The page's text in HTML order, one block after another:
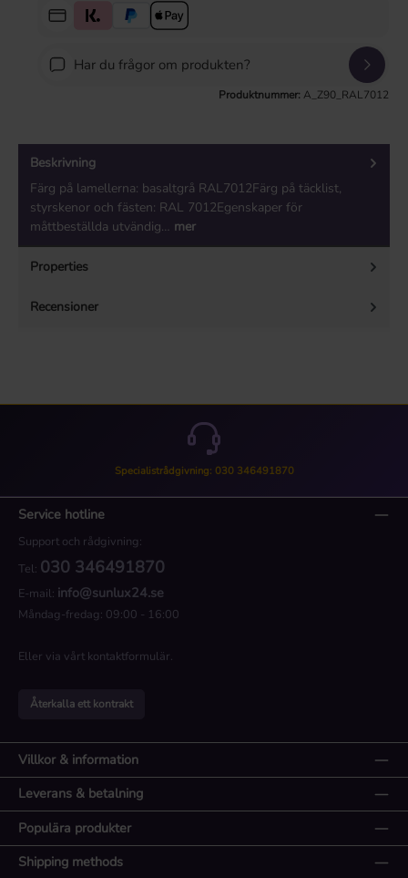
Har du frågor om produkten?
Produktnummer: A_Z90_RAL7012
Beskrivning
Färg på lamellerna: basaltgrå RAL7012Färg på täcklist,
styrskenor och fästen: RAL 7012Egenskaper för
måttbeställda utvändig… mer
Properties
Recensioner
Specialistrådgivning: 030 346491870
Service hotline
Support och rådgivning:
Tel: 030 346491870
E-mail: info@sunlux24.se
Måndag-fredag: 09:00 - 16:00
Eller via vårt kontaktformulär.
Återkalla ett kontrakt
Villkor & information
Leverans & betalning
Populära produkter
Shipping methods